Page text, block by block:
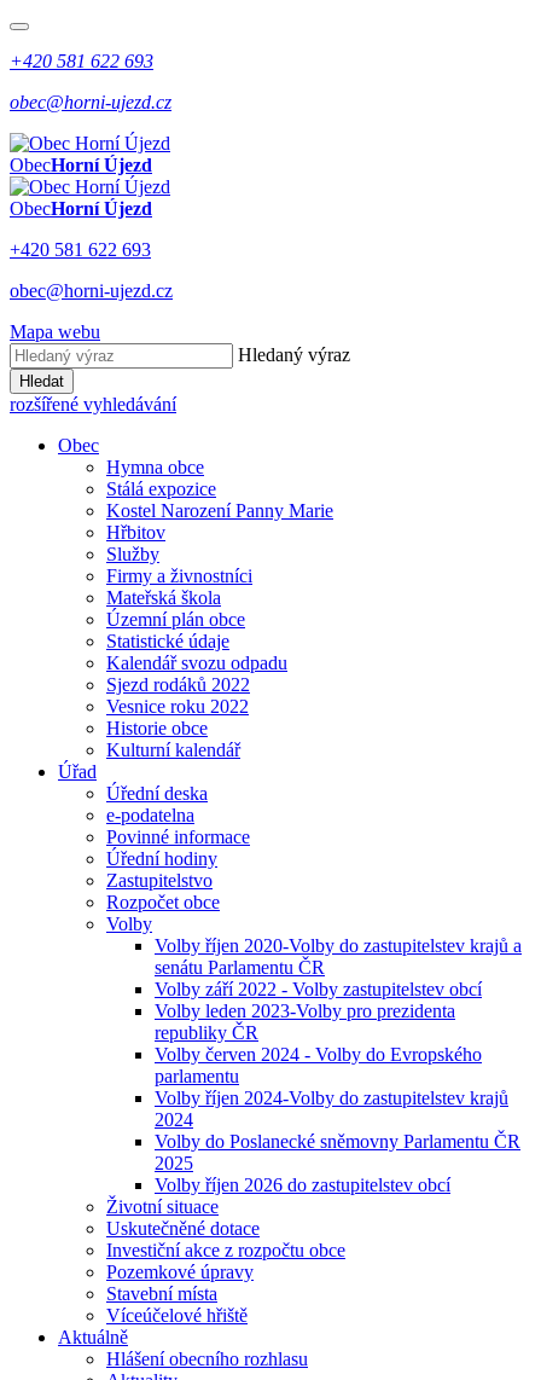
+420 581 622 693
obec@horni-ujezd.cz
ObecHorní Újezd
ObecHorní Újezd
+420 581 622 693
obec@horni-ujezd.cz
Mapa webu
Hledaný výraz
Hledat
rozšířené vyhledávání
Obec
Hymna obce
Stálá expozice
Kostel Narození Panny Marie
Hřbitov
Služby
Firmy a živnostníci
Mateřská škola
Územní plán obce
Statistické údaje
Kalendář svozu odpadu
Sjezd rodáků 2022
Vesnice roku 2022
Historie obce
Kulturní kalendář
Úřad
Úřední deska
e-podatelna
Povinné informace
Úřední hodiny
Zastupitelstvo
Rozpočet obce
Volby
Volby říjen 2020-Volby do zastupitelstev krajů a
senátu Parlamentu ČR
Volby září 2022 - Volby zastupitelstev obcí
Volby leden 2023-Volby pro prezidenta
republiky ČR
Volby červen 2024 - Volby do Evropského
parlamentu
Volby říjen 2024-Volby do zastupitelstev krajů
2024
Volby do Poslanecké sněmovny Parlamentu ČR
2025
Volby říjen 2026 do zastupitelstev obcí
Životní situace
Uskutečněné dotace
Investiční akce z rozpočtu obce
Pozemkové úpravy
Stavební místa
Víceúčelové hřiště
Aktuálně
Hlášení obecního rozhlasu